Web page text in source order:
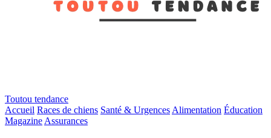
Toutou tendance
Accueil Races de chiens Santé & Urgences Alimentation Éducation
Magazine Assurances